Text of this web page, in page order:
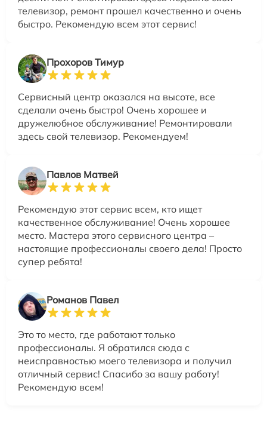
телевизор, ремонт прошел качественно и очень
быстро. Рекомендую всем этот сервис!
Прохоров Тимур
Сервисный центр оказался на высоте, все
сделали очень быстро! Очень хорошее и
дружелюбное обслуживание! Ремонтировали
здесь свой телевизор. Рекомендуем!
Павлов Матвей
Рекомендую этот сервис всем, кто ищет
качественное обслуживание! Очень хорошее
место. Мастера этого сервисного центра –
настоящие профессионалы своего дела! Просто
супер ребята!
Романов Павел
Это то место, где работают только
профессионалы. Я обратился сюда с
неисправностью моего телевизора и получил
отличный сервис! Спасибо за вашу работу!
Рекомендую всем!